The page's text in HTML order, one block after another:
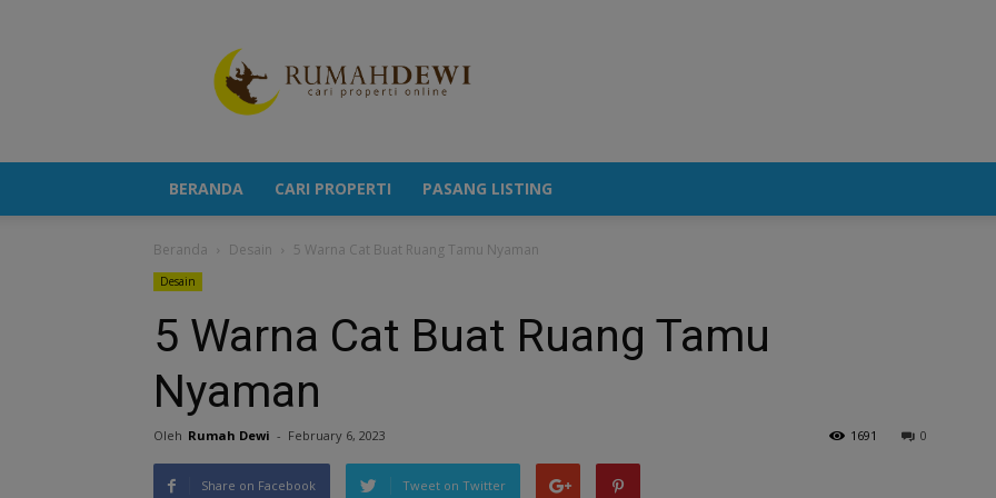
Berita
Properti
Terkini
BERANDA CARI PROPERTI PASANG LISTING
Beranda Desain 5 Warna Cat Buat Ruang Tamu Nyaman
Desain
5 Warna Cat Buat Ruang Tamu
Nyaman
Oleh Rumah Dewi - February 6, 2023 0
1691
Share on Facebook Tweet on Twitter